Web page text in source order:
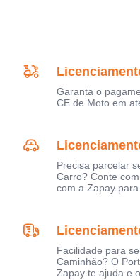
Garanta o
CE de Moto em
Precisa parcelar
Carro? Conte
com a Zapay
Facilidade para
Caminhão? O
Zapay te ajuda e